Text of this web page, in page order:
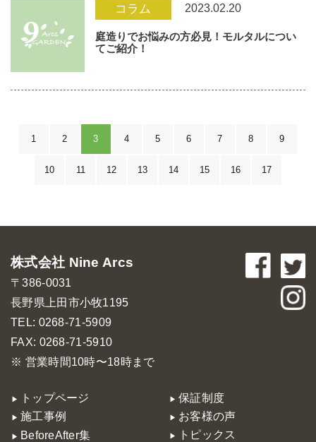
コラム 2023.02.20
庭造りでお悩みの方必見！モルタルについ
てご紹介！
1 2 3 4 5 6 7 8 9
10 11 12 13 14 15 16 17
株式会社 Nine Arcs
〒386-0031
長野県上田市小牧1195
TEL: 0268-71-5909
FAX: 0268-71-5910
※ 営業時間10時〜18時まで
トップページ
施工事例
BeforeAfter集
保証制度
お客様の声
トピックス